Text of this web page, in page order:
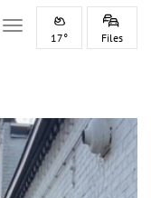
Toggle navigation
17° Files